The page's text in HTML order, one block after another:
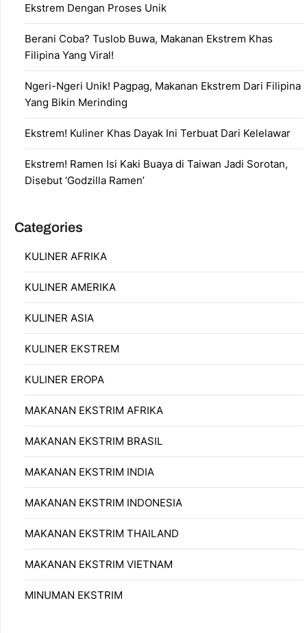
Ekstrem Dengan Proses Unik
Berani Coba? Tuslob Buwa, Makanan Ekstrem Khas
Filipina Yang Viral!
Ngeri-Ngeri Unik! Pagpag, Makanan Ekstrem Dari Filipina
Yang Bikin Merinding
Ekstrem! Kuliner Khas Dayak Ini Terbuat Dari Kelelawar
Ekstrem! Ramen Isi Kaki Buaya di Taiwan Jadi Sorotan,
Disebut ‘Godzilla Ramen’
Categories
KULINER AFRIKA
KULINER AMERIKA
KULINER ASIA
KULINER EKSTREM
KULINER EROPA
MAKANAN EKSTRIM AFRIKA
MAKANAN EKSTRIM BRASIL
MAKANAN EKSTRIM INDIA
MAKANAN EKSTRIM INDONESIA
MAKANAN EKSTRIM THAILAND
MAKANAN EKSTRIM VIETNAM
MINUMAN EKSTRIM